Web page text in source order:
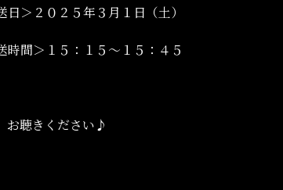
日＞２０２５年３月１日（土）
時間＞１５：１５～１５：４５
お聴きください♪